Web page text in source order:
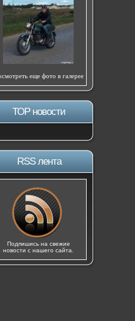
еще фото в галерее
ТОР новости
RSS лента
Подпишись на свежие
новости с нашего сайта.